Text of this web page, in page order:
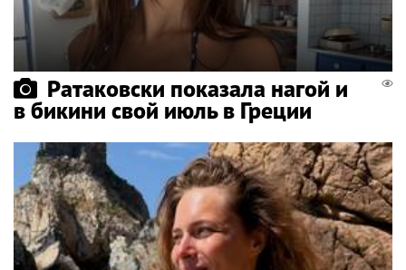
Ратаковски показала нагой и
в бикини свой июль в Греции